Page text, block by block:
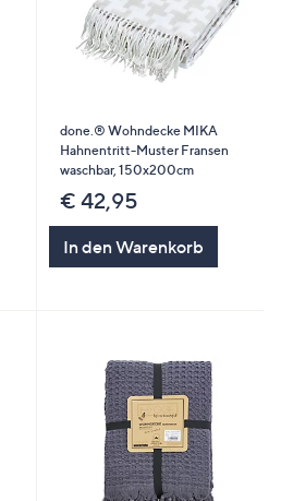
done.® Wohndecke MIKA
Hahnentritt-Muster Fransen
waschbar, 150x200cm
€ 42,95
In den Warenkorb